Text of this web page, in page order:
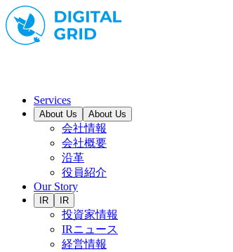
Services
About Us About Us
会社情報
会社概要
沿革
役員紹介
Our Story
IR IR
投資家情報
IRニュース
経営情報